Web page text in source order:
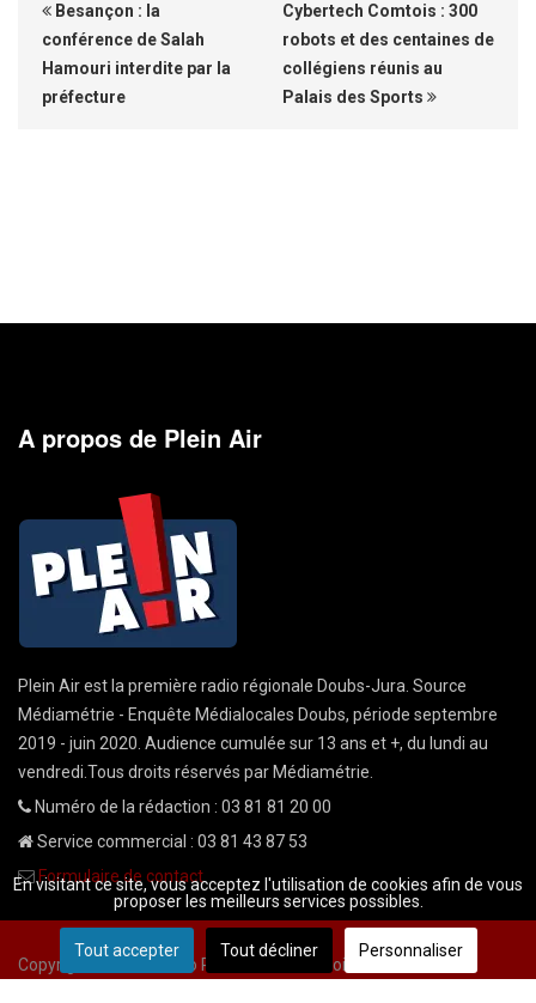
Besançon : la
conférence de Salah
Hamouri interdite par la
préfecture
Cybertech Comtois : 300
robots et des centaines de
collégiens réunis au
Palais des Sports
A propos de Plein Air
Plein Air est la première radio régionale Doubs-Jura. Source
Médiamétrie - Enquête Médialocales Doubs, période septembre
2019 - juin 2020. Audience cumulée sur 13 ans et +, du lundi au
vendredi.Tous droits réservés par Médiamétrie.
Numéro de la rédaction : 03 81 81 20 00
Service commercial : 03 81 43 87 53
Formulaire de contact
Copyright © 2026 Radio Plein Air - Tous droits réservés
En visitant ce site, vous acceptez l'utilisation de cookies afin de vous
proposer les meilleurs services possibles.
Tout accepter Tout décliner Personnaliser